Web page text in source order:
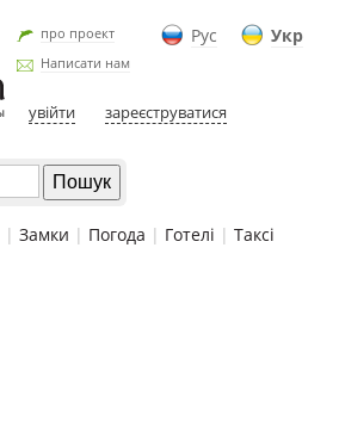
Рус Укр
про проект
Написати нам
увійти зареєструватися
| Замки | Погода | Готелі | Таксі